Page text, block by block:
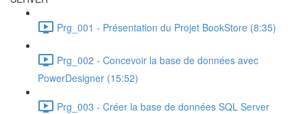
Prg_001 - Présentation du Projet BookStore (8:35)
Prg_002 - Concevoir la base de données avec
PowerDesigner (15:52)
Prg_003 - Créer la base de données SQL Server